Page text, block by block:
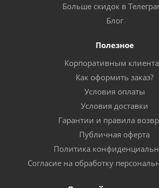
Больше скидок в
Блог
Полезное
Корпоративным
Как оформить заказ?
Условия оплаты
Условия доставки
Гарантии и правила
Публичная оферта
Политика
Согласие на обработку